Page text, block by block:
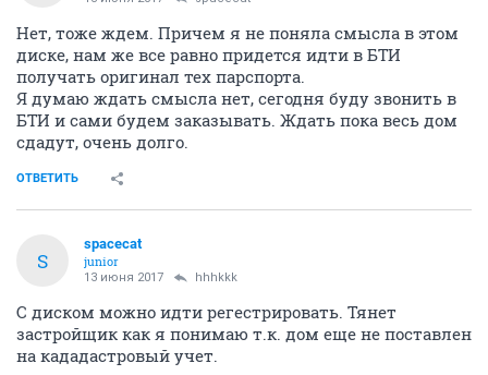
Нет, тоже ждем. Причем я не поняла смысла в этом
диске, нам же все равно придется идти в БТИ
получать оригинал тех парспорта.
Я думаю ждать смысла нет, сегодня буду звонить в
БТИ и сами будем заказывать. Ждать пока весь дом
сдадут, очень долго.
ОТВЕТИТЬ
S
spacecat
junior
13 июня 2017 hhhkkk
С диском можно идти регестрировать. Тянет
застройщик как я понимаю т.к. дом еще не поставлен
на кададастровый учет.